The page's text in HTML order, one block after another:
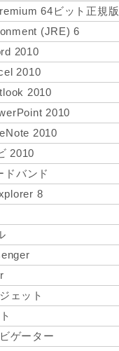
64ビット正規版
(JRE) 6
2010
2010
2010
2010
2010
2010
ドバンド
8
ェット
ゲーター